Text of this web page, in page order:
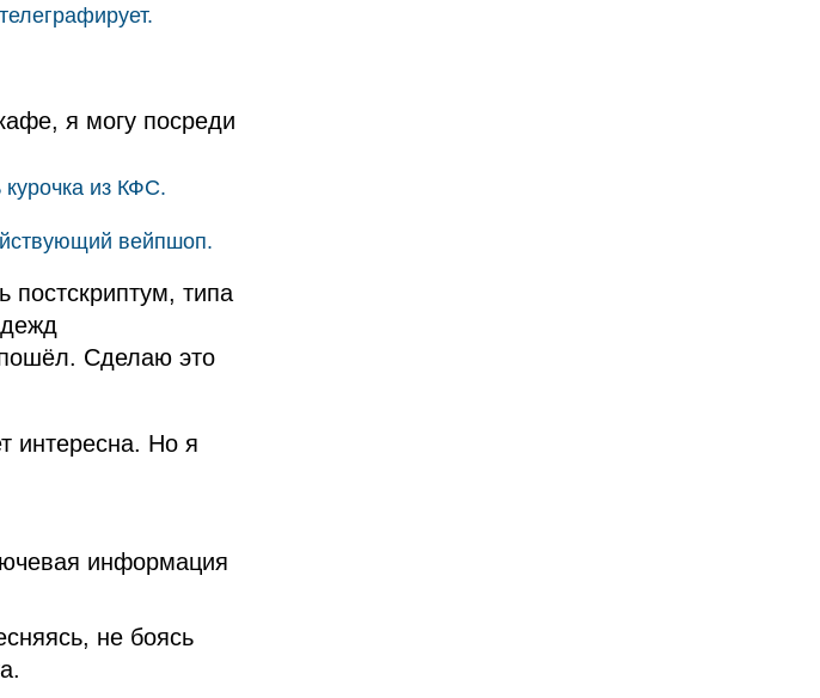
я могу посреди
из КФС.
вейпшоп.
типа
Сделаю это
интересна. Но я
информация
не боясь